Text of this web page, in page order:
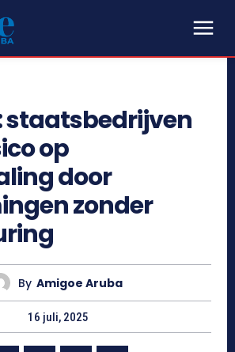
staatsbedrijven
op
door
zonder
By Amigoe Aruba
16 juli, 2025